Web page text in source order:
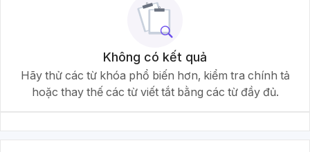
Không có kết quả
Hãy thử các từ khóa phổ biến hơn, kiểm tra chính tả
hoặc thay thế các từ viết tắt bằng các từ đầy đủ.